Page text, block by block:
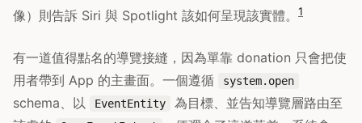
像）則告訴 Siri 與 Spotlight 該如何呈現該實體。
1
有一道值得點名的導覽接縫，因為單靠 donation 只會把使
用者帶到 App 的主畫面。一個遵循
system.open
schema、以 EventEntity
為目標、並告知導覽層路由至